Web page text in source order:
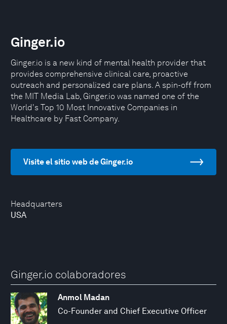
Headquarters
USA
Ginger.io
Ginger.io is a new kind of mental health provider that
provides comprehensive clinical care, proactive
outreach and personalized care plans. A spin-off from
the MIT Media Lab, Ginger.io was named one of the
World's Top 10 Most Innovative Companies in
Healthcare by Fast Company.
Visite el sitio web de Ginger.io
Ginger.io colaboradores
Anmol Madan
Co-Founder and Chief Executive Officer